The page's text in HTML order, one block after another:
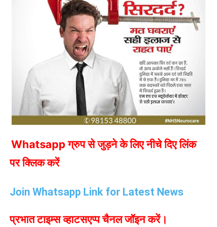
Whatsapp ग्रुप से जुड़ने के लिए नीचे दिए लिंक
पर क्लिक करें
Join Whatsapp Link for Latest News
प्रभात टाइम्स व्हाटसएप्प चैनल जॉइन करें।